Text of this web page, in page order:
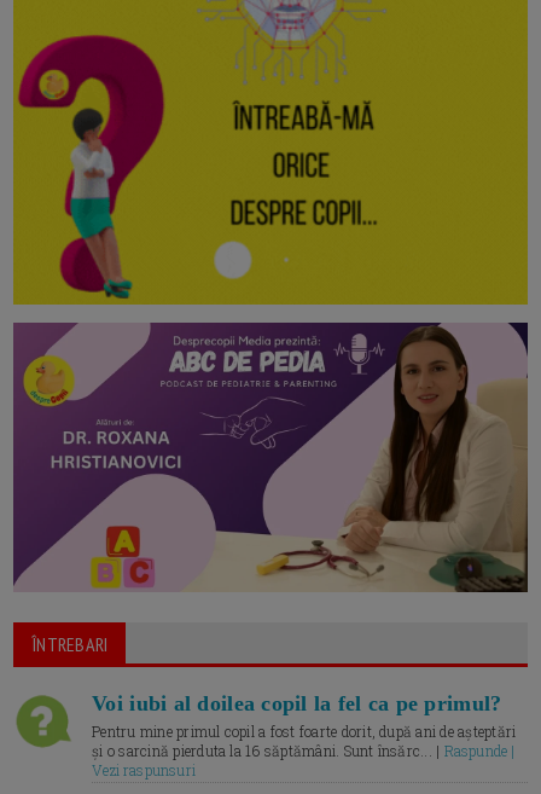
ÎNTREBARI
Voi iubi al doilea copil la fel ca pe primul?
Pentru mine primul copil a fost foarte dorit, după ani de așteptări
și o sarcină pierduta la 16 săptămâni. Sunt însărc... | Raspunde |
Vezi raspunsuri